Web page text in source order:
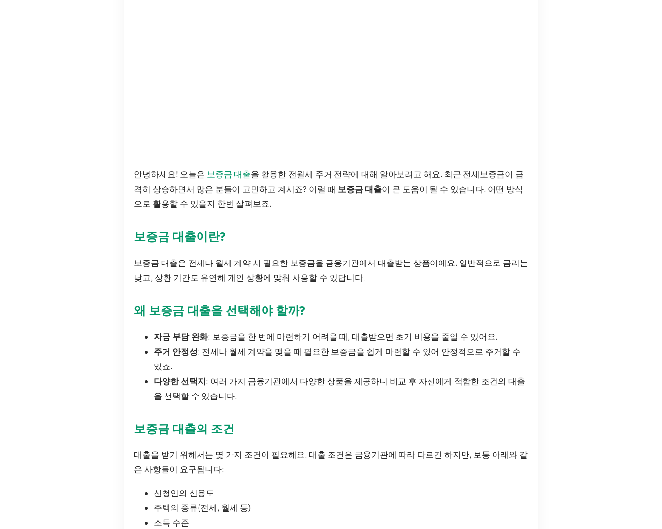
안녕하세요! 오늘은 보증금 대출을 활용한 전월세 주거 전략에 대해 알아보려고 해요. 최근 전세보증금이 급
격히 상승하면서 많은 분들이 고민하고 계시죠? 이럴 때 보증금 대출이 큰 도움이 될 수 있습니다. 어떤 방식
으로 활용할 수 있을지 한번 살펴보죠.
보증금 대출이란?
보증금 대출은 전세나 월세 계약 시 필요한 보증금을 금융기관에서 대출받는 상품이에요. 일반적으로 금리는
낮고, 상환 기간도 유연해 개인 상황에 맞춰 사용할 수 있답니다.
왜 보증금 대출을 선택해야 할까?
자금 부담 완화: 보증금을 한 번에 마련하기 어려울 때, 대출받으면 초기 비용을 줄일 수 있어요.
주거 안정성: 전세나 월세 계약을 맺을 때 필요한 보증금을 쉽게 마련할 수 있어 안정적으로 주거할 수
있죠.
다양한 선택지: 여러 가지 금융기관에서 다양한 상품을 제공하니 비교 후 자신에게 적합한 조건의 대출
을 선택할 수 있습니다.
보증금 대출의 조건
대출을 받기 위해서는 몇 가지 조건이 필요해요. 대출 조건은 금융기관에 따라 다르긴 하지만, 보통 아래와 같
은 사항들이 요구됩니다:
신청인의 신용도
주택의 종류(전세, 월세 등)
소득 수준